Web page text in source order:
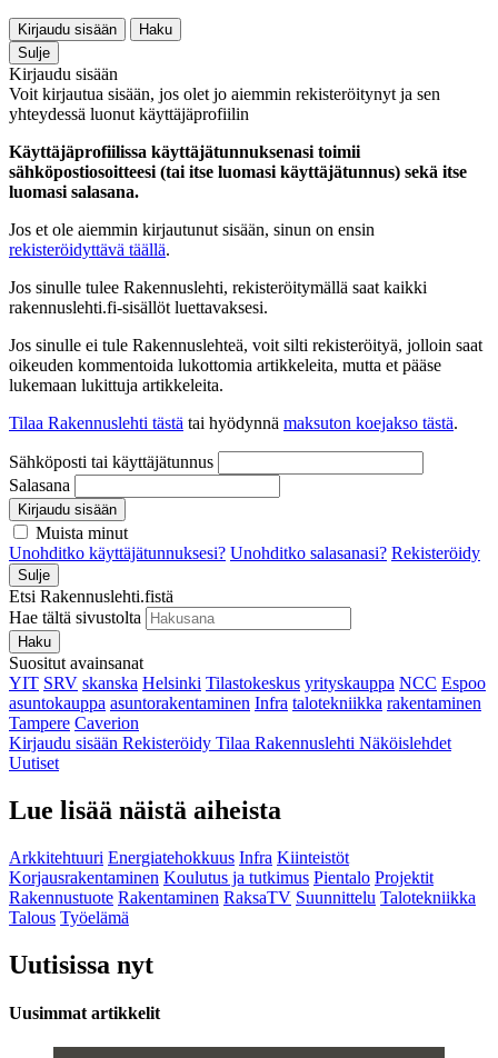
Kirjaudu sisään
Haku
Sulje
Kirjaudu sisään
Voit kirjautua sisään, jos olet jo aiemmin rekisteröitynyt ja sen
yhteydessä luonut käyttäjäprofiilin
Käyttäjäprofiilissa käyttäjätunnuksenasi toimii
sähköpostiosoitteesi (tai itse luomasi käyttäjätunnus) sekä itse
luomasi salasana.
Jos et ole aiemmin kirjautunut sisään, sinun on ensin
rekisteröidyttävä täällä.
Jos sinulle tulee Rakennuslehti, rekisteröitymällä saat kaikki
rakennuslehti.fi-sisällöt luettavaksesi.
Jos sinulle ei tule Rakennuslehteä, voit silti rekisteröityä, jolloin saat
oikeuden kommentoida lukottomia artikkeleita, mutta et pääse
lukemaan lukittuja artikkeleita.
Tilaa Rakennuslehti tästä tai hyödynnä maksuton koejakso tästä.
Sähköposti tai käyttäjätunnus
Salasana
Kirjaudu sisään
Muista minut
Unohditko käyttäjätunnuksesi? Unohditko salasanasi? Rekisteröidy
Sulje
Etsi Rakennuslehti.fistä
Hae tältä sivustolta
Haku
Suositut avainsanat
YIT SRV skanska Helsinki Tilastokeskus yrityskauppa NCC Espoo
asuntokauppa asuntorakentaminen Infra talotekniikka rakentaminen
Tampere Caverion
Kirjaudu sisään Rekisteröidy Tilaa Rakennuslehti Näköislehdet
Uutiset
Lue lisää näistä aiheista
Arkkitehtuuri Energiatehokkuus Infra Kiinteistöt
Korjausrakentaminen Koulutus ja tutkimus Pientalo Projektit
Rakennustuote Rakentaminen RaksaTV Suunnittelu Talotekniikka
Talous Työelämä
Uutisissa nyt
Uusimmat artikkelit